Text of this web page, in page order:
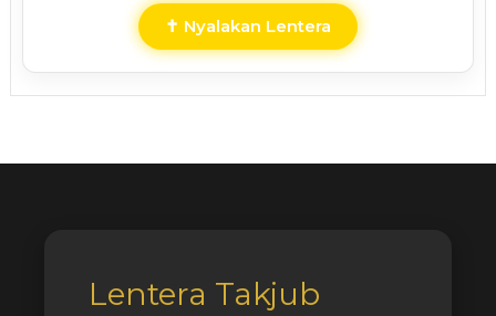
✝ Nyalakan Lentera
Lentera Takjub